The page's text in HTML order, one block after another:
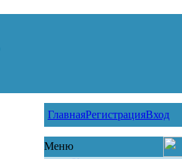
ГлавнаяРегистрацияВход
Меню